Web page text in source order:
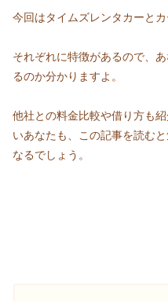
今回はタイムズレンタカーと
それぞれに特徴があるので、
るのか分かりますよ。
他社との料金比較や借り方も
いあなたも、この記事を読む
なるでしょう。